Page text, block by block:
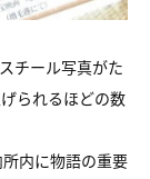
チール写真がた
られるほどの数
内に物語の重要